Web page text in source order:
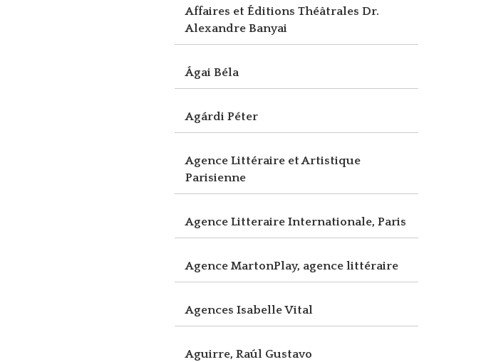
Affaires et Éditions Théâtrales Dr.
Alexandre Banyai
Ágai Béla
Agárdi Péter
Agence Littéraire et Artistique
Parisienne
Agence Litteraire Internationale, Paris
Agence MartonPlay, agence littéraire
Agences Isabelle Vital
Aguirre, Raúl Gustavo